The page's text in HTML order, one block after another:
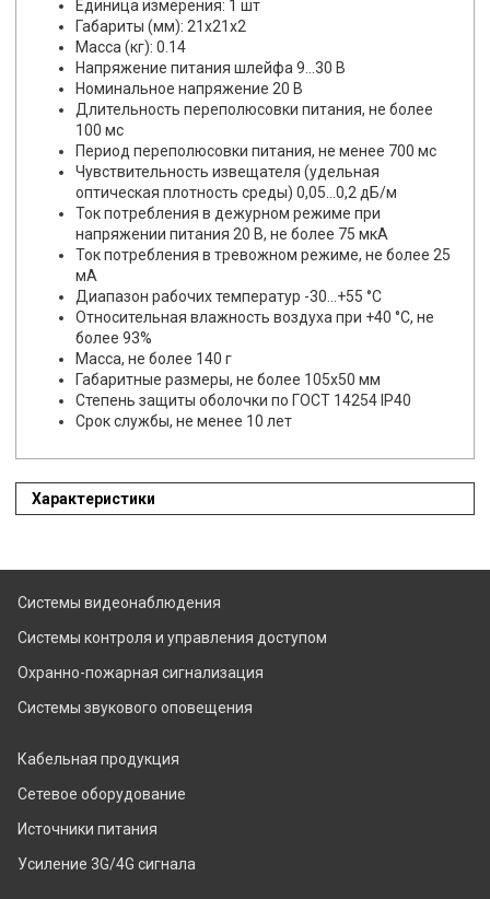
Единица измерения: 1 шт
Габариты (мм): 21x21x2
Масса (кг): 0.14
Напряжение питания шлейфа 9...30 В
Номинальное напряжение 20 В
Длительность переполюсовки питания, не более
100 мс
Период переполюсовки питания, не менее 700 мс
Чувствительность извещателя (удельная
оптическая плотность среды) 0,05...0,2 дБ/м
Ток потребления в дежурном режиме при
напряжении питания 20 В, не более 75 мкА
Ток потребления в тревожном режиме, не более 25
мА
Диапазон рабочих температур -30...+55 °С
Относительная влажность воздуха при +40 °С, не
более 93%
Масса, не более 140 г
Габаритные размеры, не более 105х50 мм
Cтепень защиты оболочки по ГОСТ 14254 IP40
Срок службы, не менее 10 лет
Характеристики
Системы видеонаблюдения
Системы контроля и управления доступом
Охранно-пожарная сигнализация
Системы звукового оповещения
Кабельная продукция
Сетевое оборудование
Источники питания
Усиление 3G/4G сигнала